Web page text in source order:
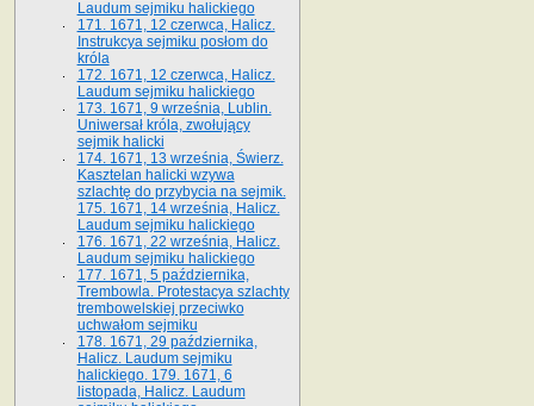
Laudum sejmiku halickiego
171. 1671, 12 czerwca, Halicz.
Instrukcya sejmiku posłom do
króla
172. 1671, 12 czerwca, Halicz.
Laudum sejmiku halickiego
173. 1671, 9 września, Lublin.
Uniwersał króla, zwołujący
sejmik halicki
174. 1671, 13 września, Świerz.
Kasztelan halicki wzywa
szlachtę do przybycia na sejmik.
175. 1671, 14 września, Halicz.
Laudum sejmiku halickiego
176. 1671, 22 września, Halicz.
Laudum sejmiku halickiego
177. 1671, 5 października,
Trembowla. Protestacya szlachty
trembowelskiej przeciwko
uchwałom sejmiku
178. 1671, 29 października,
Halicz. Laudum sejmiku
halickiego. 179. 1671, 6
listopada, Halicz. Laudum